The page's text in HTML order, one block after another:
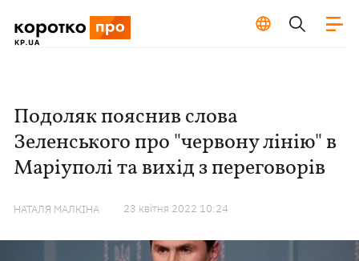
Подоляк пояснив слова
Зеленського про "червону лінію" в
Маріуполі та вихід з переговорів
НАТАЛЯ МАЛКІНА 23 квiтня 2022 10:24